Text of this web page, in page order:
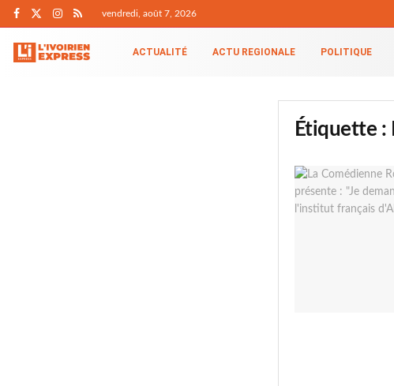
vendredi, août 7, 2026
ACTUALITÉ ACTU REGIONALE POLITIQUE
Étiquette :